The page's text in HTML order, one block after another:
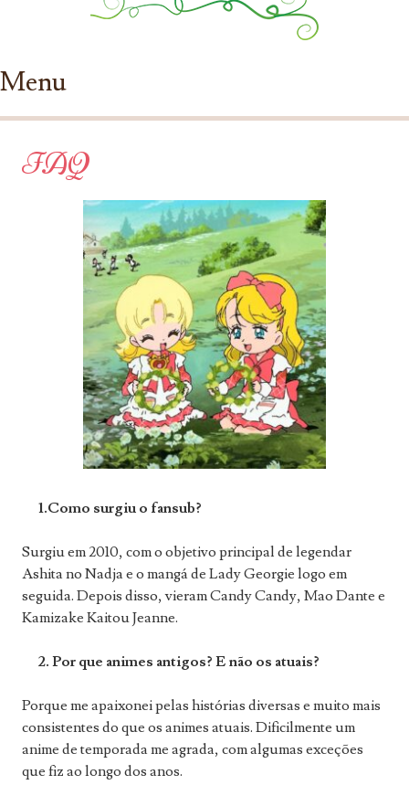
Menu
Ir para conteúdo
FAQ
1.Como surgiu o fansub?
Surgiu em 2010, com o objetivo principal de legendar
Ashita no Nadja e o mangá de Lady Georgie logo em
seguida. Depois disso, vieram Candy Candy, Mao Dante e
Kamizake Kaitou Jeanne.
2. Por que animes antigos? E não os atuais?
Porque me apaixonei pelas histórias diversas e muito mais
consistentes do que os animes atuais. Dificilmente um
anime de temporada me agrada, com algumas exceções
que fiz ao longo dos anos.